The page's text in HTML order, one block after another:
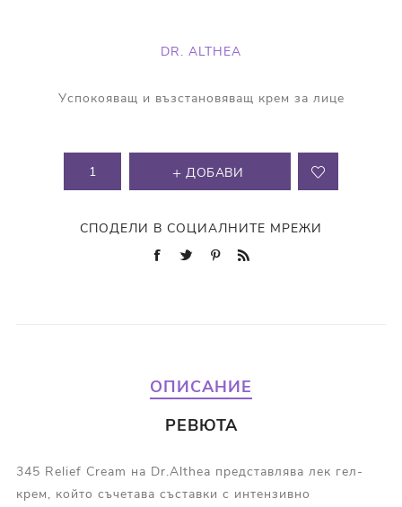
DR. ALTHEA
Успокояващ и възстановяващ крем за лице
ДОБАВИ
СПОДЕЛИ В СОЦИАЛНИТЕ МРЕЖИ
ОПИСАНИЕ
РЕВЮТА
345 Relief Cream на Dr.Althea представлява лек гел-
крем, който съчетава съставки с интензивно